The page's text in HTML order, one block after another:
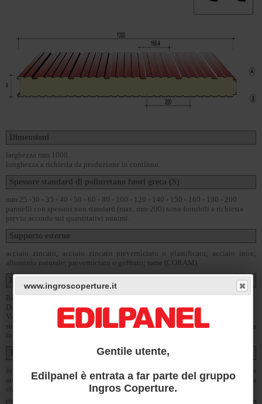
Dimensioni
larghezza mm 1000.
lunghezza a richiesta da produzione in continuo.
Spessore standard di poliuretano fuori greca (S)
mm 25 -30 - 35 - 40 - 50 - 60 - 80 - 100 - 120 - 140 - 150 - 160 - 180 - 200
pannelli con spessori non standard (max. mm 200) sono fornibili a richiesta
previo accordo sui quantitativi minimi.
Supporto esterno
acciaio zincato, acciaio zincato preverniciato o plastificato; acciaio inox;
alluminio naturale; preverniciato o goffrato; rame (CORAM)
Resine poliuretaniche (PUR) o (PIR a richiesta non standard).
Densità al cuore PUR: 39 ±2 Kg/m³
Valore dichiarato di trasmittanza termica per un pannello dopo 25 anni dalla
sua messa in opera, (Appendice C - EN 13165) - Valore di conducibilità termica
iniziale: λ = 0,020 W/(mK)
Trattamenti protettivi per supporto esterno
fornibili a richiesta preverniciatura poliestere per esterni, preverniciatura
atossica per contatto con alimenti, poliestere siliconico, PVDF, termoplastica
classe A; applicazione di film plastico in PVC o altri film.
www.ingroscoperture.it
Gentile utente,
Edilpanel è entrata a far parte del gruppo
Ingros Coperture.